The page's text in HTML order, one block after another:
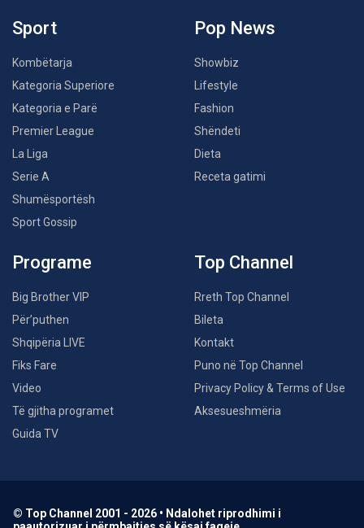
Sport
Kombëtarja
Kategoria Superiore
Kategoria e Parë
Premier League
La Liga
Serie A
Shumësportësh
Sport Gossip
Pop News
Showbiz
Lifestyle
Fashion
Shëndeti
Dieta
Receta gatimi
Programe
Big Brother VIP
Për’puthen
Shqipëria LIVE
Fiks Fare
Video
Të gjitha programet
Guida TV
Top Channel
Rreth Top Channel
Bileta
Kontakt
Puno në Top Channel
Privacy Policy & Terms of Use
Aksesueshmëria
© Top Channel 2001 - 2026 • Ndalohet riprodhimi i